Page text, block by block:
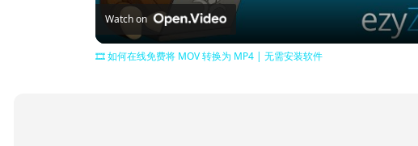
Watch on
🎞️ 如何在线免费将 MOV 转换为 MP4 | 无需安装软件